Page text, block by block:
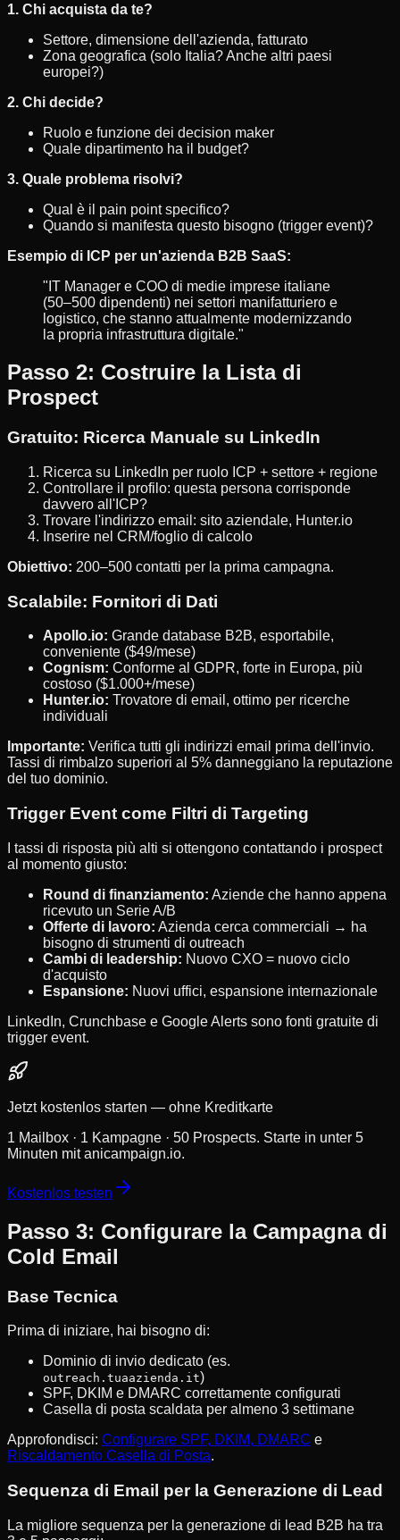
1. Chi acquista da te?
Settore, dimensione dell'azienda, fatturato
Zona geografica (solo Italia? Anche altri paesi
europei?)
2. Chi decide?
Ruolo e funzione dei decision maker
Quale dipartimento ha il budget?
3. Quale problema risolvi?
Qual è il pain point specifico?
Quando si manifesta questo bisogno (trigger event)?
Esempio di ICP per un'azienda B2B SaaS:
"IT Manager e COO di medie imprese italiane
(50–500 dipendenti) nei settori manifatturiero e
logistico, che stanno attualmente modernizzando
la propria infrastruttura digitale."
Passo 2: Costruire la Lista di
Prospect
Gratuito: Ricerca Manuale su LinkedIn
Ricerca su LinkedIn per ruolo ICP + settore + regione
Controllare il profilo: questa persona corrisponde
davvero all'ICP?
Trovare l'indirizzo email: sito aziendale, Hunter.io
Inserire nel CRM/foglio di calcolo
Obiettivo: 200–500 contatti per la prima campagna.
Scalabile: Fornitori di Dati
Apollo.io: Grande database B2B, esportabile,
conveniente ($49/mese)
Cognism: Conforme al GDPR, forte in Europa, più
costoso ($1.000+/mese)
Hunter.io: Trovatore di email, ottimo per ricerche
individuali
Importante: Verifica tutti gli indirizzi email prima dell'invio.
Tassi di rimbalzo superiori al 5% danneggiano la reputazione
del tuo dominio.
Trigger Event come Filtri di Targeting
I tassi di risposta più alti si ottengono contattando i prospect
al momento giusto:
Round di finanziamento: Aziende che hanno appena
ricevuto un Serie A/B
Offerte di lavoro: Azienda cerca commerciali → ha
bisogno di strumenti di outreach
Cambi di leadership: Nuovo CXO = nuovo ciclo
d'acquisto
Espansione: Nuovi uffici, espansione internazionale
LinkedIn, Crunchbase e Google Alerts sono fonti gratuite di
trigger event.
Jetzt kostenlos starten — ohne Kreditkarte
1 Mailbox · 1 Kampagne · 50 Prospects. Starte in unter 5
Minuten mit anicampaign.io.
Kostenlos testen
Passo 3: Configurare la Campagna di
Cold Email
Base Tecnica
Prima di iniziare, hai bisogno di:
Dominio di invio dedicato (es.
outreach.tuaazienda.it)
SPF, DKIM e DMARC correttamente configurati
Casella di posta scaldata per almeno 3 settimane
Approfondisci: Configurare SPF, DKIM, DMARC e
Riscaldamento Casella di Posta.
Sequenza di Email per la Generazione di Lead
La migliore sequenza per la generazione di lead B2B ha tra